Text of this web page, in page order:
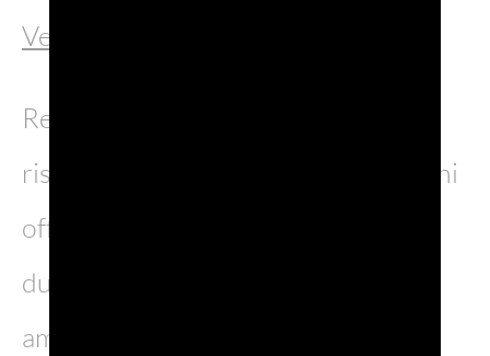
Veneto)
Residui di un lago ben più ampio
risalente al Neolitico, questi due laghi
offrono un panorama che cambia
durante la passeggiata. Torbiere,
ampie aree palustri e una zona